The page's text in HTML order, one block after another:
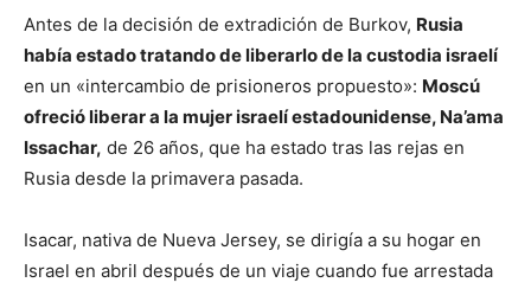
Antes de la decisión de extradición de Burkov, Rusia
había estado tratando de liberarlo de la custodia israelí
en un «intercambio de prisioneros propuesto»: Moscú
ofreció liberar a la mujer israelí estadounidense, Na’ama
Issachar, de 26 años, que ha estado tras las rejas en
Rusia desde la primavera pasada.
Isacar, nativa de Nueva Jersey, se dirigía a su hogar en
Israel en abril después de un viaje cuando fue arrestada